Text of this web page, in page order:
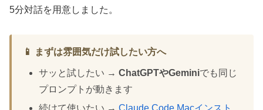
5分対話を用意しました。
📱 まずは雰囲気だけ試したい方へ
サッと試したい →ChatGPTやGeminiでも同じ
プロンプトが動きます
続けて使いたい →Claude Code Macインスト